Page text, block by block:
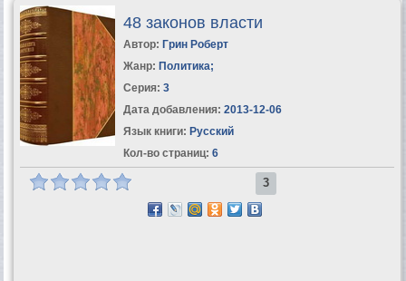
48 законов власти
Автор: Грин Роберт
Жанр: Политика;
Серия: 3
Дата добавления: 2013-12-06
Язык книги: Русский
Кол-во страниц: 6
3